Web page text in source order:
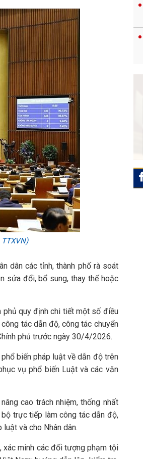
dân các tỉnh, thành phố rà soát
sửa đổi, bổ sung, thay thế hoặc
phủ quy định chi tiết một số điều
tác dẫn độ, công tác chuyển
phủ trước ngày 30/4/2026.
biến pháp luật về dẫn độ trên
vụ phổ biến Luật và các văn
cao trách nhiệm, thống nhất
trực tiếp làm công tác dẫn độ,
và cho Nhân dân.
xác minh các đối tượng phạm tội